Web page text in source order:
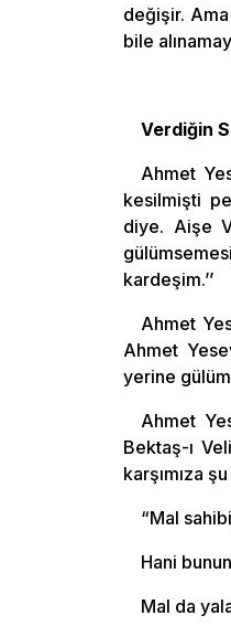
değişir.
bile
Verdiğin
Ahmet
kesilmişti
diye. Aişe
kardeşim.’’
Ahmet
Ahmet
yerine
Ahmet
Bektaş-ı
karşımıza
“Mal
Hani
Mal da